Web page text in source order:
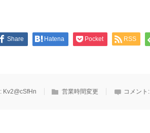
Share Hatena Pocket RSS
Kv2@cSfHn 営業時間変更 コメント: